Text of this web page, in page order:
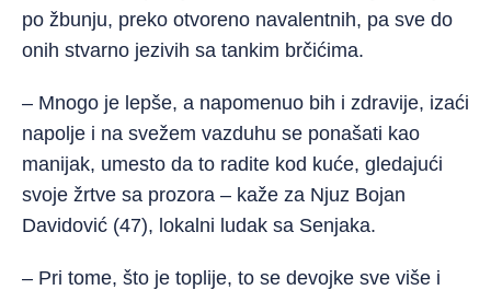
po žbunju, preko otvoreno navalentnih, pa sve do
onih stvarno jezivih sa tankim brčićima.
– Mnogo je lepše, a napomenuo bih i zdravije, izaći
napolje i na svežem vazduhu se ponašati kao
manijak, umesto da to radite kod kuće, gledajući
svoje žrtve sa prozora – kaže za Njuz Bojan
Davidović (47), lokalni ludak sa Senjaka.
– Pri tome, što je toplije, to se devojke sve više i